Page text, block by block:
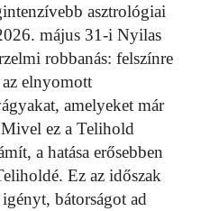
asztrológiai
május 31-i Nyilas
robbanás: felszínre
az elnyomott
amelyeket már
ez a Telihold
a hatása erősebben
Ez az időszak
bátorságot ad